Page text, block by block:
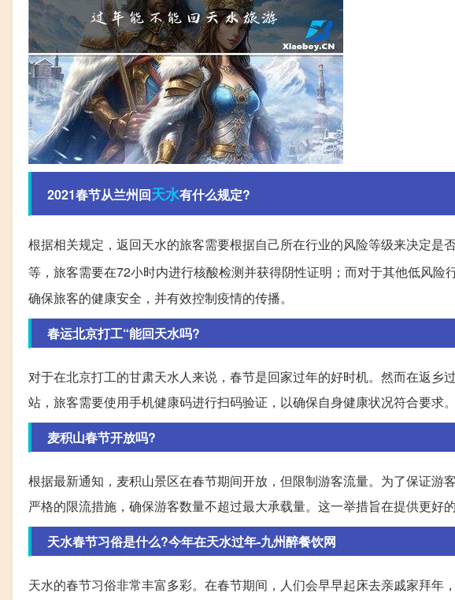
2021春节从兰州回天水有什么规定?
根据相关规定，返回天水的旅客需要根据自己所在行业的风险等级来决定是
等，旅客需要在72小时内进行核酸检测并获得阴性证明；而对于其他低风险
确保旅客的健康安全，并有效控制疫情的传播。
春运北京打工“能回天水吗?
对于在北京打工的甘肃天水人来说，春节是回家过年的好时机。然而在返乡
站，旅客需要使用手机健康码进行扫码验证，以确保自身健康状况符合要求
麦积山春节开放吗?
根据最新通知，麦积山景区在春节期间开放，但限制游客流量。为了保证游
严格的限流措施，确保游客数量不超过最大承载量。这一举措旨在提供更好
天水春节习俗是什么?今年在天水过年-九州醉餐饮网
天水的春节习俗非常丰富多彩。在春节期间，人们会早早起床去亲戚家拜